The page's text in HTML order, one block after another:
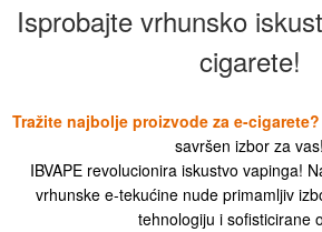
Isprobajte vrhunsko
cigarete!
Tražite najbolje proizvode za e-cigarete?
savršen izbor za vas!
IBVAPE revolucionira iskustvo vapinga!
vrhunske e-tekućine nude primamljiv
tehnologiju i sofisticirane